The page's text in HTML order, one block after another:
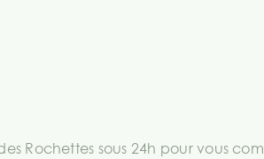
Rochettes sous 24h pour vous